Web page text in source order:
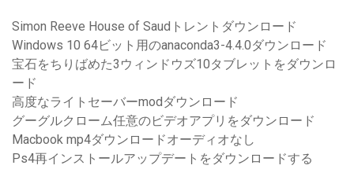
Simon Reeve House of Saudトレントダウンロード
Windows 10 64ビット用のanaconda3-4.4.0ダウンロード
宝石をちりばめた3ウィンドウズ10タブレットをダウンロ
ード
高度なライトセーバーmodダウンロード
グーグルクローム任意のビデオアプリをダウンロード
Macbook mp4ダウンロードオーディオなし
Ps4再インストールアップデートをダウンロードする